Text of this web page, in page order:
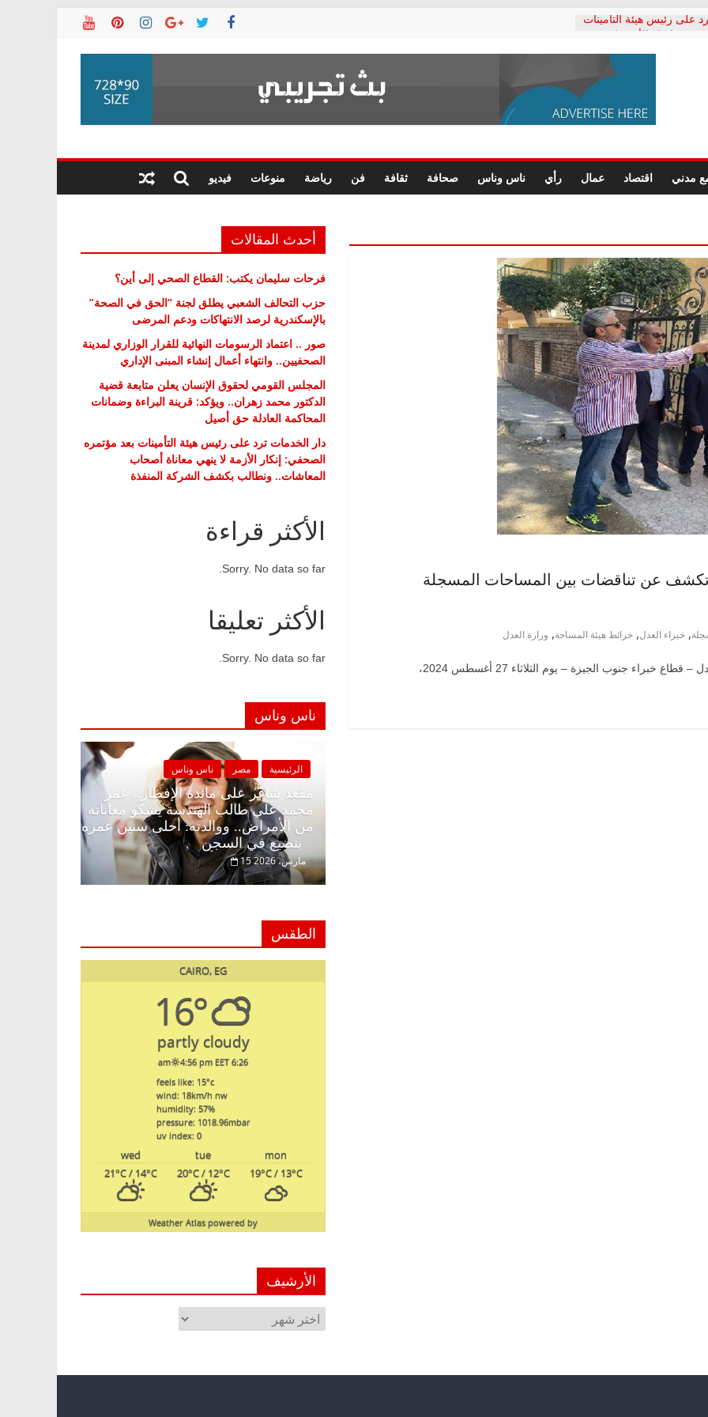
على رئيس هيئة التأمينات
المعاشات.. ونطالب بكشف
يكتب: القطاع الصحي إلى
الشعبي يطلق لجنة “الحق
النهائية للقرار
الصحفيين.. وانتهاء أعمال
المحاكمة العادلة
مدني اقتصاد عمال رأي ناس وناس صحافة ثقافة فن رياضة منوعات فيديو
تكشف عن تناقضات بين المساحات المسجلة
, خبراء العدل, خرائط هيئة المساحة, وزارة العدل
جنوب الجيزة – يوم الثلاثاء 27 أغسطس 2024،
أحدث المقالات
فرحات سليمان يكتب: القطاع الصحي إلى أين؟
حزب التحالف الشعبي يطلق لجنة “الحق في الصحة”
بالإسكندرية لرصد الانتهاكات ودعم المرضى
صور .. اعتماد الرسومات النهائية للقرار الوزاري لمدينة
الصحفيين.. وانتهاء أعمال إنشاء المبنى الإداري
المجلس القومي لحقوق الإنسان يعلن متابعة قضية
الدكتور محمد زهران.. ويؤكد: قرينة البراءة وضمانات
المحاكمة العادلة حق أصيل
دار الخدمات ترد على رئيس هيئة التأمينات بعد مؤتمره
الصحفي: إنكار الأزمة لا ينهي معاناة أصحاب
المعاشات.. ونطالب بكشف الشركة المنفذة
الأكثر قراءة
Sorry. No data so far.
الأكثر تعليقا
Sorry. No data so far.
ناس وناس
الرئيسية مصر ناس وناس
مقعد شاغر على مائدة الإفطار.. عمر
محمد علي طالب الهندسة يشكو معاناته
من الأمراض.. ووالدته: أحلى سنين عمره
بتضيع في السجن
15 مارس، 2026
مقعد شاغر على الإفطار وبلكونة بلا زينة
الطقس
CAIRO, EG
16°
partly cloudy
6:26 am
4:56 pm EET
feels like: 15°c
wind: 18km/h nw
humidity: 57%
pressure: 1018.96mbar
uv index: 0
mon
tue
wed
19°C/ 13°C
20°C/ 12°C
21°C/ 14°C
powered by
Weather Atlas
الأرشيف
الأرشيف